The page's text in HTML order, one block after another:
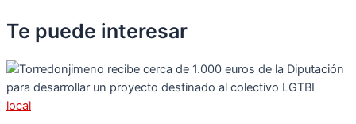
Te puede interesar
local